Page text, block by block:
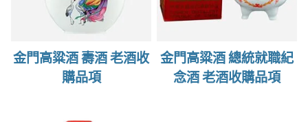
金門高粱酒 壽酒 老酒收
購品項
金門高粱酒 總統就職紀
念酒 老酒收購品項